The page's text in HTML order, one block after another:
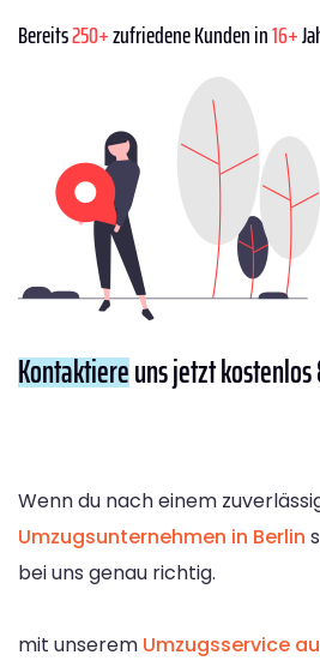
Bereits250+zufriedene Kunden in16+
Kontaktiereuns jetzt
Wenn du nach einem
Umzugsunternehmen in Berlin
bei uns genau richtig.
mit unserem Umzugsservice